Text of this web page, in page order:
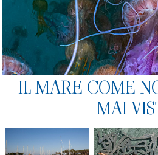
IL MARE COME
MAI